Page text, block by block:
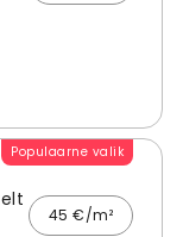
Populaarne valik
45 €/m²